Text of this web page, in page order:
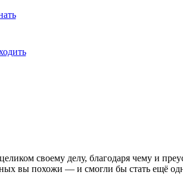
своему делу, благодаря чему и
вы похожи — и смогли бы стать ещё